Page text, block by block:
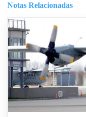
Notas Relacionadas